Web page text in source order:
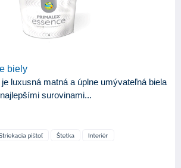
biely
luxusná matná a úplne umývateľná biela
surovinami...